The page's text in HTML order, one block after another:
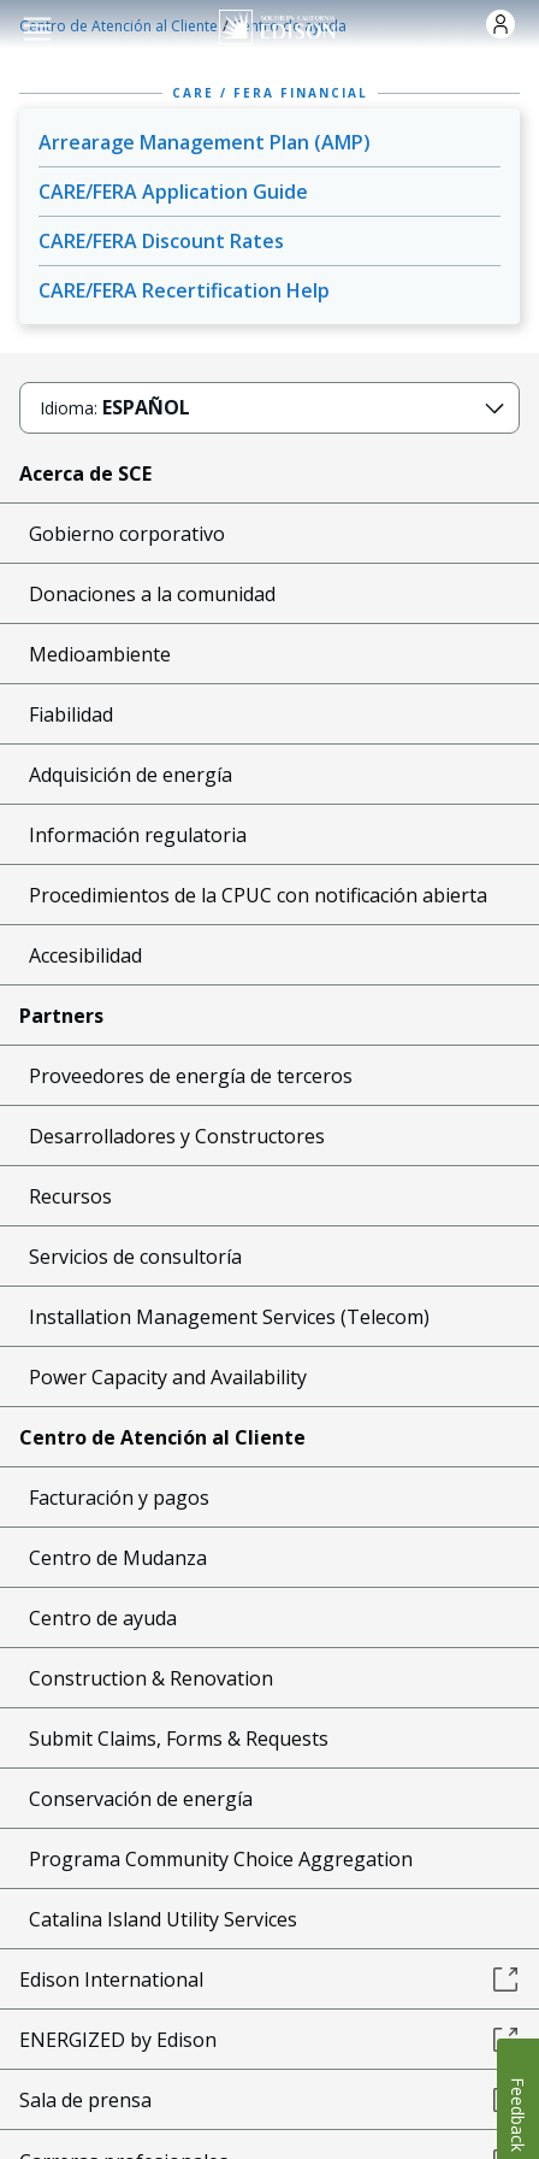
Pasar al contenido principal
Centro de Atención al Cliente /Centro de ayuda
CARE / FERA FINANCIAL
Arrearage Management Plan (AMP)
CARE/FERA Application Guide
CARE/FERA Discount Rates
CARE/FERA Recertification Help
Idioma: ESPAÑOL
Acerca de SCE
Gobierno corporativo
Donaciones a la comunidad
Medioambiente
Fiabilidad
Adquisición de energía
Información regulatoria
Procedimientos de la CPUC con notificación abierta
Accesibilidad
Partners
Proveedores de energía de terceros
Desarrolladores y Constructores
Recursos
Servicios de consultoría
Installation Management Services (Telecom)
Power Capacity and Availability
Centro de Atención al Cliente
Facturación y pagos
Centro de Mudanza
Centro de ayuda
Construction & Renovation
Submit Claims, Forms & Requests
Conservación de energía
Programa Community Choice Aggregation
Catalina Island Utility Services
Edison International
ENERGIZED by Edison
Sala de prensa Feedback